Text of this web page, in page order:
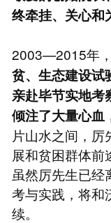
终牵挂、关心和
2003—2015年，
贫、生态建设试
亲赴毕节实地考
倾注了大量心血
片山水之间，
展和贫困群体前
虽然厉先生已经
考与实践，将和
续。